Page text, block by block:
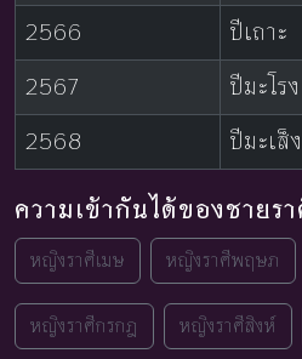
2566
ปีเถาะ
2567
ปีมะโรง
2568
ปีมะเส็ง
ความเข้ากันได้ของชายร
หญิงราศีเมษ หญิงราศีพฤษภ
หญิงราศีกรกฎ หญิงราศีสิงห์